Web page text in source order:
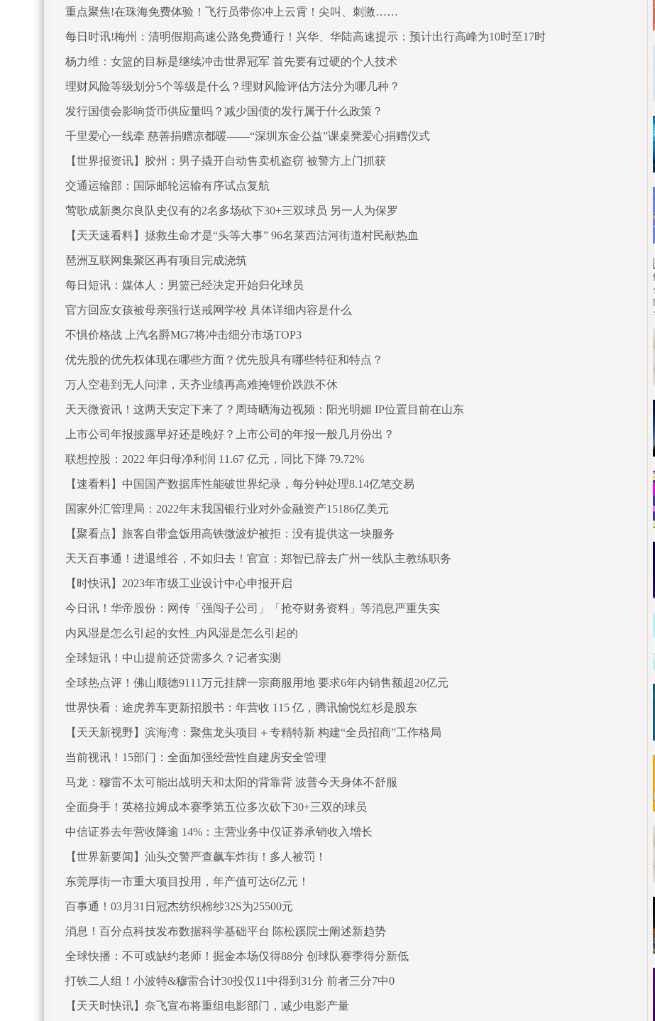
重点聚焦!在珠海免费体验！飞行员带你冲上云霄！尖叫、刺激……
每日时讯!梅州：清明假期高速公路免费通行！兴华、华陆高速提示：预计出行高峰为10时至17时
杨力维：女篮的目标是继续冲击世界冠军 首先要有过硬的个人技术
理财风险等级划分5个等级是什么？理财风险评估方法分为哪几种？
发行国债会影响货币供应量吗？减少国债的发行属于什么政策？
千里爱心一线牵 慈善捐赠凉都暖——“深圳东金公益”课桌凳爱心捐赠仪式
【世界报资讯】胶州：男子撬开自动售卖机盗窃 被警方上门抓获
交通运输部：国际邮轮运输有序试点复航
莺歌成新奥尔良队史仅有的2名多场砍下30+三双球员 另一人为保罗
【天天速看料】拯救生命才是“头等大事” 96名莱西沽河街道村民献热血
琶洲互联网集聚区再有项目完成浇筑
每日短讯：媒体人：男篮已经决定开始归化球员
官方回应女孩被母亲强行送戒网学校 具体详细内容是什么
不惧价格战 上汽名爵MG7将冲击细分市场TOP3
优先股的优先权体现在哪些方面？优先股具有哪些特征和特点？
万人空巷到无人问津，天齐业绩再高难掩锂价跌跌不休
天天微资讯！这两天安定下来了？周琦晒海边视频：阳光明媚 IP位置目前在山东
上市公司年报披露早好还是晚好？上市公司的年报一般几月份出？
联想控股：2022 年归母净利润 11.67 亿元，同比下降 79.72%
【速看料】中国国产数据库性能破世界纪录，每分钟处理8.14亿笔交易
国家外汇管理局：2022年末我国银行业对外金融资产15186亿美元
【聚看点】旅客自带盒饭用高铁微波炉被拒：没有提供这一块服务
天天百事通！进退维谷，不如归去！官宣：郑智已辞去广州一线队主教练职务
【时快讯】2023年市级工业设计中心申报开启
今日讯！华帝股份：网传「强闯子公司」「抢夺财务资料」等消息严重失实
内风湿是怎么引起的女性_内风湿是怎么引起的
全球短讯！中山提前还贷需多久？记者实测
全球热点评！佛山顺德9111万元挂牌一宗商服用地 要求6年内销售额超20亿元
世界快看：途虎养车更新招股书：年营收 115 亿，腾讯愉悦红杉是股东
【天天新视野】滨海湾：聚焦龙头项目＋专精特新 构建“全员招商”工作格局
当前视讯！15部门：全面加强经营性自建房安全管理
马龙：穆雷不太可能出战明天和太阳的背靠背 波普今天身体不舒服
全面身手！英格拉姆成本赛季第五位多次砍下30+三双的球员
中信证券去年营收降逾 14%：主营业务中仅证券承销收入增长
【世界新要闻】汕头交警严查飙车炸街！多人被罚！
东莞厚街一市重大项目投用，年产值可达6亿元！
百事通！03月31日冠杰纺织棉纱32S为25500元
消息！百分点科技发布数据科学基础平台 陈松蹊院士阐述新趋势
全球快播：不可或缺约老师！掘金本场仅得88分 创球队赛季得分新低
打铁二人组！小波特&穆雷合计30投仅11中得到31分 前者三分7中0
【天天时快讯】奈飞宣布将重组电影部门，减少电影产量